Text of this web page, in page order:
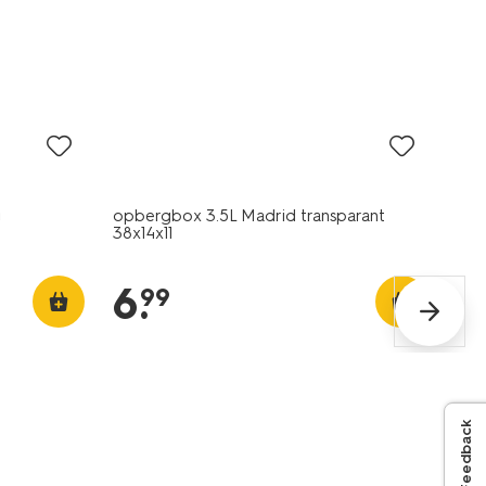
opbergbox 3.5L Madrid transparant
38x14x11
6.
99
Feedback